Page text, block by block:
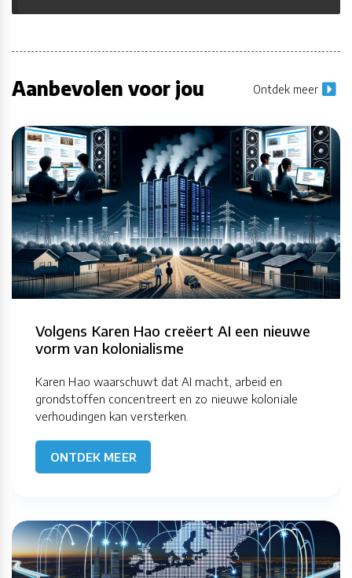
Aanbevolen voor jou Ontdek meer
Volgens Karen Hao creëert AI een nieuwe
vorm van kolonialisme
Karen Hao waarschuwt dat AI macht, arbeid en
grondstoffen concentreert en zo nieuwe koloniale
verhoudingen kan versterken.
ONTDEK MEER